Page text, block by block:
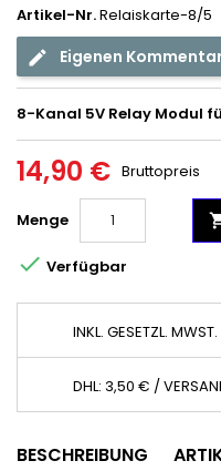
Artikel-Nr.Relaiskarte-8/5
Eigenen
8-Kanal 5V Relay Modul
14,90 € Bruttopreis
Menge
 Verfügbar
INKL. GESETZL.
DHL: 3,50 € /
BESCHREIBUNG